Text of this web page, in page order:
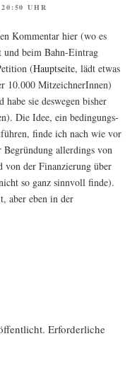
UHR
Kom­men­tar hier (wo es
und beim Bahn-Ein­trag
(Haupt­sei­te, lädt etwas
10.000 Mit­zeich­ne­rIn­nen)
sie des­we­gen bis­her
Die Idee, ein bedin­gungs­
fin­de ich nach wie vor
aller­dings von
von der Finan­zie­rung über
so ganz sinn­voll fin­de).
aber eben in der
Erforderliche